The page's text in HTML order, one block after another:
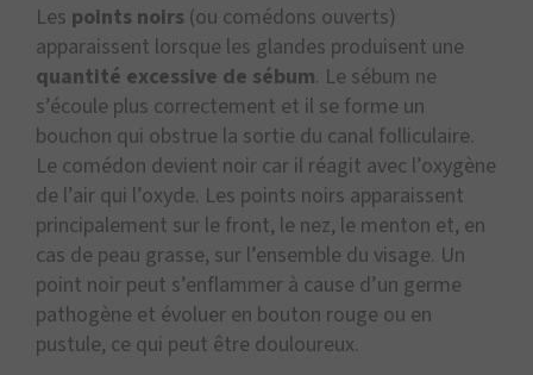
Les points noirs (ou comédons ouverts)
apparaissent lorsque les glandes produisent une
quantité excessive de sébum. Le sébum ne
s’écoule plus correctement et il se forme un
bouchon qui obstrue la sortie du canal folliculaire.
Le comédon devient noir car il réagit avec l’oxygène
de l’air qui l’oxyde. Les points noirs apparaissent
principalement sur le front, le nez, le menton et, en
cas de peau grasse, sur l’ensemble du visage. Un
point noir peut s’enflammer à cause d’un germe
pathogène et évoluer en bouton rouge ou en
pustule, ce qui peut être douloureux.